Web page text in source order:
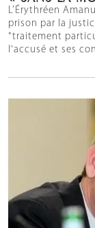
L’Érythréen
prison par la
"traitement
l'accusé et ses